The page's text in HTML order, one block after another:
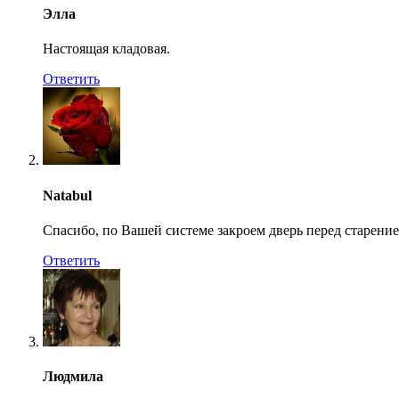
Элла
Настоящая кладовая.
Ответить
Natabul
Спасибо, по Вашей системе закроем дверь перед
Ответить
Людмила